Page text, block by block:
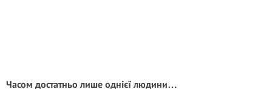
Часом достатньо лише однієї людини…